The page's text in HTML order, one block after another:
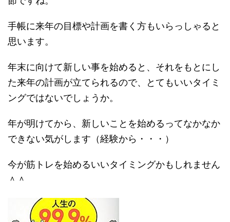
手帳に来年の目標や計画を書く方もいらっしゃると
思います。
年末に向けて新しい事を始めると、それをもとにし
た来年の計画が立てられるので、とてもいいタイミ
ングではないでしょうか。
年が明けてから、新しいことを始めるってなかなか
できない気がします（経験から・・・）
今が筋トレを始めるいいタイミングかもしれません
＾＾